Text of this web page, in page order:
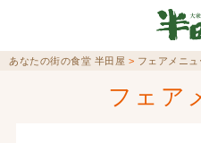
あなたの街の食堂 半田屋 > フェアメニュ
フェア